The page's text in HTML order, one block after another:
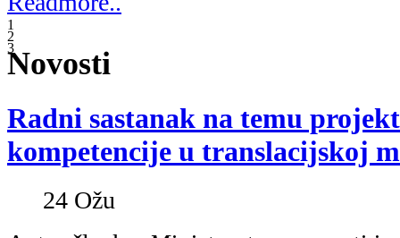
Kujundžić sa suradnicima
sastali su se s
predstavnicima Dječje
bolnice Srebrnjak,
Ministarstva regionalnoga razvoja i
Grada Zagreba i Svjetske banke.
informiranja nadležnih ministarstava i